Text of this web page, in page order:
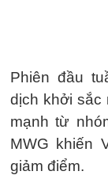
Phiên đầu
dịch khởi sắc
mạnh từ
MWG khiến
giảm điểm.